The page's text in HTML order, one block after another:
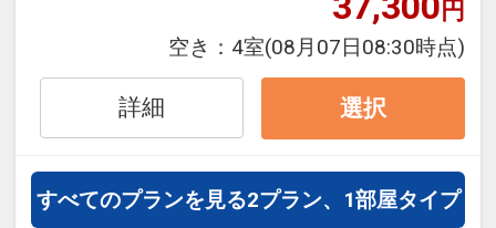
コンサートのお泊り先にもオスス
円
空き： 4室(08月07日08:30時点)
詳細 選択
すべてのプランを見る2プラン、1部屋タイプ